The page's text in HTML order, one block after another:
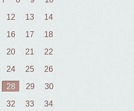
12 13 14
16 17 18
20 21 22
24 25 26
28 29 30
32 33 34